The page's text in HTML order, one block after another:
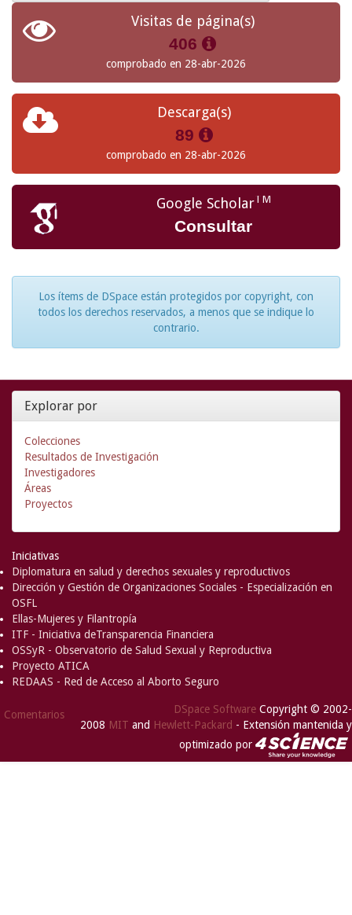
Visitas de página(s)
406
comprobado en 28-abr-2026
Descarga(s)
89
comprobado en 28-abr-2026
Google ScholarTM
Consultar
Los ítems de DSpace están protegidos por copyright, con
todos los derechos reservados, a menos que se indique lo
contrario.
Explorar por
Colecciones
Resultados de Investigación
Investigadores
Áreas
Proyectos
Iniciativas
Diplomatura en salud y derechos sexuales y reproductivos
Dirección y Gestión de Organizaciones Sociales - Especialización en
OSFL
Ellas-Mujeres y Filantropía
ITF - Iniciativa deTransparencia Financiera
OSSyR - Observatorio de Salud Sexual y Reproductiva
Proyecto ATICA
REDAAS - Red de Acceso al Aborto Seguro
Comentarios DSpace Software Copyright © 2002-
2008 MIT and Hewlett-Packard - Extensión mantenida y
optimizado por